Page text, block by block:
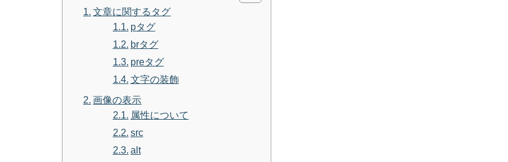
文章に関するタグ
pタグ
brタグ
preタグ
文字の装飾
画像の表示
属性について
src
alt